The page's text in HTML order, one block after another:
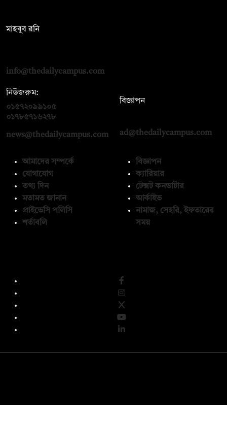
মাহবুব রনি
info@thedailycampus.com
নিউজরুম:
০১৫৭২০৯৯১০৫
০১৭৮৫৭১৬২৭৮
news@thedailycampus.com
বিজ্ঞাপন
ad@thedailycampus.com
আমাদের সম্পর্কে
যোগাযোগ
তথ্য দিন
মতামত জানান
প্রাইভেসি পলিসি
শর্তাবলি
বিজ্ঞাপন
ক্যারিয়ার
টেক্সট কনভার্টার
আর্কাইভ
নামাজ, সেহরি, ইফতারের
সময়